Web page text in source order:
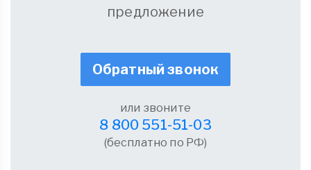
предложение
Обратный звонок
или звоните
8 800 551-51-03
(бесплатно по РФ)